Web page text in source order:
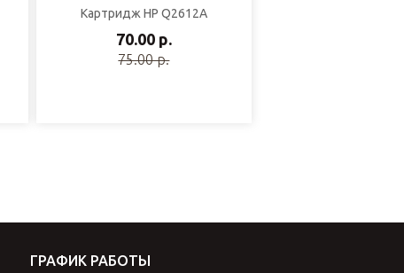
Картридж HP Q2612A
70.00 р.
75.00 р.
ГРАФИК РАБОТЫ